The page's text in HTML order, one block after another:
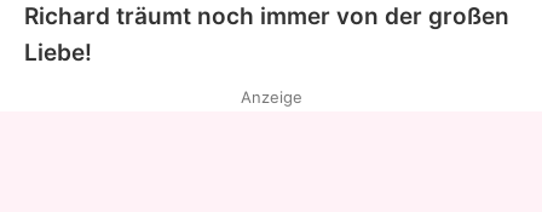
Richard träumt noch immer von der großen
Liebe!
Anzeige